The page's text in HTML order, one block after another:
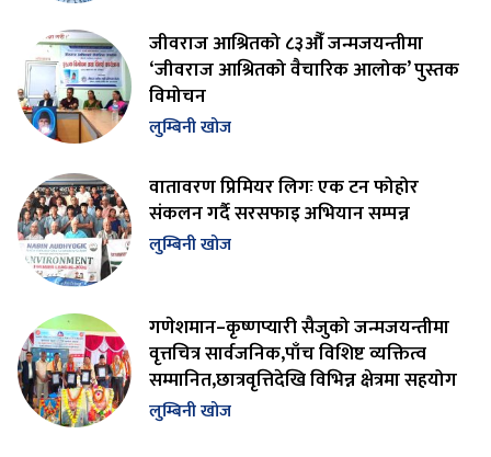
जीवराज आश्रितको ८३औँ जन्मजयन्तीमा
‘जीवराज आश्रितको वैचारिक आलोक’ पुस्तक
विमोचन
लुम्बिनी खोज
वातावरण प्रिमियर लिगः एक टन फोहोर
संकलन गर्दै सरसफाइ अभियान सम्पन्न
लुम्बिनी खोज
गणेशमान–कृष्णप्यारी सैजुको जन्मजयन्तीमा
वृत्तचित्र सार्वजनिक,पाँच विशिष्ट व्यक्तित्व
सम्मानित,छात्रवृत्तिदेखि विभिन्न क्षेत्रमा सहयोग
लुम्बिनी खोज